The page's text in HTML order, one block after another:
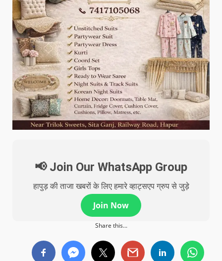
📢 Join Our WhatsApp Group
हापुड़ की ताजा खबरों के लिए हमारे व्हाट्सएप ग्रुप से जुड़े
Join Now
Share this...